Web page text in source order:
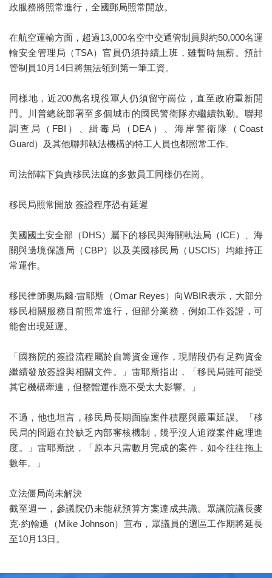
政服務將照常進行，全國郵局照常開放。
在航空運輸方面，超過13,000名空中交通管制員與約50,000名運
輸安全管理局（TSA）官員仍須持續上班，雖暫時無薪。預計
管制員10月14日將無法領到第一筆工資。
同樣地，近200萬名現役軍人仍須留守崗位，直至政府重新開
門。川普總統部署至多個城市的國民警衛隊亦繼續執勤。聯邦
調查局（FBI）、緝毒局（DEA）、海岸警衛隊（Coast
Guard）及其他聯邦執法機構的特工人員也都照常工作。
司法部轄下負責移民法庭的多數員工同樣仍在崗。
移民局照常開放 簽證程序恐有延遲
美國國土安全部（DHS）屬下的移民與海關執法局（ICE）、海
關與邊境保護局（CBP）以及美國移民局（USCIS）均維持正
常運作。
移民律師奧馬爾‧雷耶斯（Omar Reyes）向WBIR表示，大部分
移民相關服務目前照常進行，但部分業務，例如工作簽證，可
能會出現延遲。
「國務院的簽證流程屬於自籌資金運作，現階段仍有足夠資金
繼續發放簽證與相關文件。」雷耶斯指出，「移民局雖可能受
其它機構牽連，但整體運作應不受太大影響。」
不過，他也坦言，移民局長期面臨案件積壓與嚴重延誤。「移
民局的問題在於缺乏內部審核機制，幾乎沒人追蹤案件處理進
度。」雷耶斯說，「原本只需數月完成的案件，如今往往拖上
數年。」
立法僵局尚未解決
截至週一，參議院仍未能就預算方案達成共識。眾議院議長麥
克‧約翰遜（Mike Johnson）宣布，眾議員的選區工作期將延長
至10月13日。